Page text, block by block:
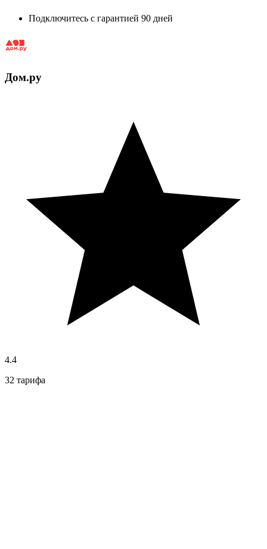
Подключитесь с гарантией 90 дней
Дом.ру
4.4
32 тарифа